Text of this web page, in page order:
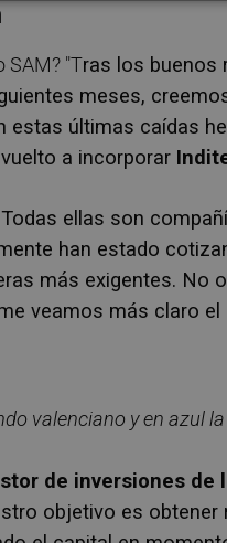
SAM? "Tras los buenos
meses,
estas últimas caídas
a incorporar
ellas son
han estado
más exigentes. No
veamos más claro el
valenciano y en azul
de inversiones de
objetivo es obtener